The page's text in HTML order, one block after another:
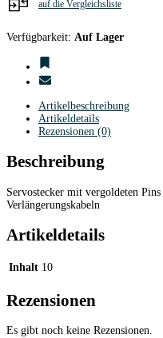
auf die Vergleichsliste
Verfügbarkeit: Auf Lager
Artikelbeschreibung
Artikeldetails
Rezensionen (0)
Beschreibung
Servostecker mit vergoldeten
Verlängerungskabeln
Artikeldetails
Inhalt 10
Rezensionen
Es gibt noch keine Rezensionen.